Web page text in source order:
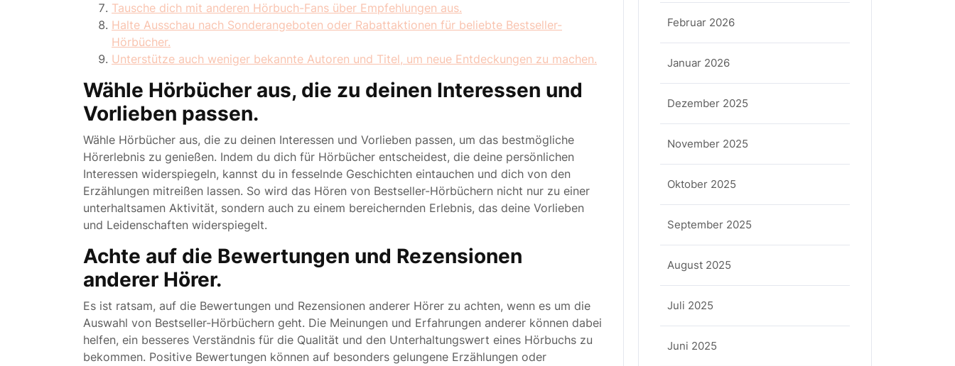
Tausche dich mit anderen Hörbuch-Fans über Empfehlungen aus.
Halte Ausschau nach Sonderangeboten oder Rabattaktionen für beliebte Bestseller-
Hörbücher.
Unterstütze auch weniger bekannte Autoren und Titel, um neue Entdeckungen zu machen.
Wähle Hörbücher aus, die zu deinen Interessen und
Vorlieben passen.
Wähle Hörbücher aus, die zu deinen Interessen und Vorlieben passen, um das bestmögliche
Hörerlebnis zu genießen. Indem du dich für Hörbücher entscheidest, die deine persönlichen
Interessen widerspiegeln, kannst du in fesselnde Geschichten eintauchen und dich von den
Erzählungen mitreißen lassen. So wird das Hören von Bestseller-Hörbüchern nicht nur zu einer
unterhaltsamen Aktivität, sondern auch zu einem bereichernden Erlebnis, das deine Vorlieben
und Leidenschaften widerspiegelt.
Achte auf die Bewertungen und Rezensionen
anderer Hörer.
Es ist ratsam, auf die Bewertungen und Rezensionen anderer Hörer zu achten, wenn es um die
Auswahl von Bestseller-Hörbüchern geht. Die Meinungen und Erfahrungen anderer können dabei
helfen, ein besseres Verständnis für die Qualität und den Unterhaltungswert eines Hörbuchs zu
bekommen. Positive Bewertungen können auf besonders gelungene Erzählungen oder
Februar 2026
Januar 2026
Dezember 2025
November 2025
Oktober 2025
September 2025
August 2025
Juli 2025
Juni 2025